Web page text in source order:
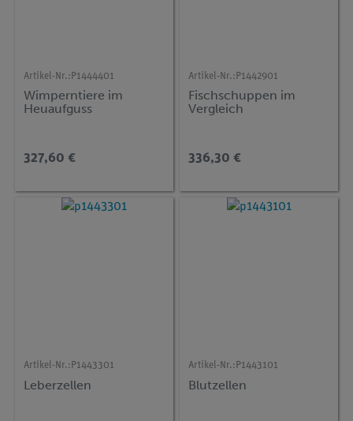
Artikel-Nr.: P1444401
Wimperntiere im
Heuaufguss
327,60 €
Artikel-Nr.: P1442901
Fischschuppen im
Vergleich
336,30 €
Artikel-Nr.: P1443301
Leberzellen
Artikel-Nr.: P1443101
Blutzellen